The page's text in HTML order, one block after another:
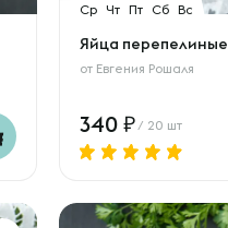
Ср Чт Пт Сб Вс
Яйца перепелиные
от Евгения Рошаля
340 / 20 шт